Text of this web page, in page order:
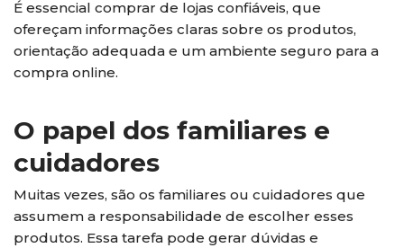
É essencial comprar de lojas confiáveis, que
ofereçam informações claras sobre os produtos,
orientação adequada e um ambiente seguro para a
compra online.
O papel dos familiares e
cuidadores
Muitas vezes, são os familiares ou cuidadores que
assumem a responsabilidade de escolher esses
produtos. Essa tarefa pode gerar dúvidas e